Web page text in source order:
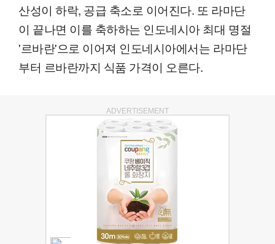
산성이 하락, 공급 축소로 이어진다. 또 라마단
이 끝나면 이를 축하하는 인도네시아 최대 명절
'르바란'으로 이어져 인도네시아에서는 라마단
부터 르바란까지 식품 가격이 오른다.
ADVERTISEMENT